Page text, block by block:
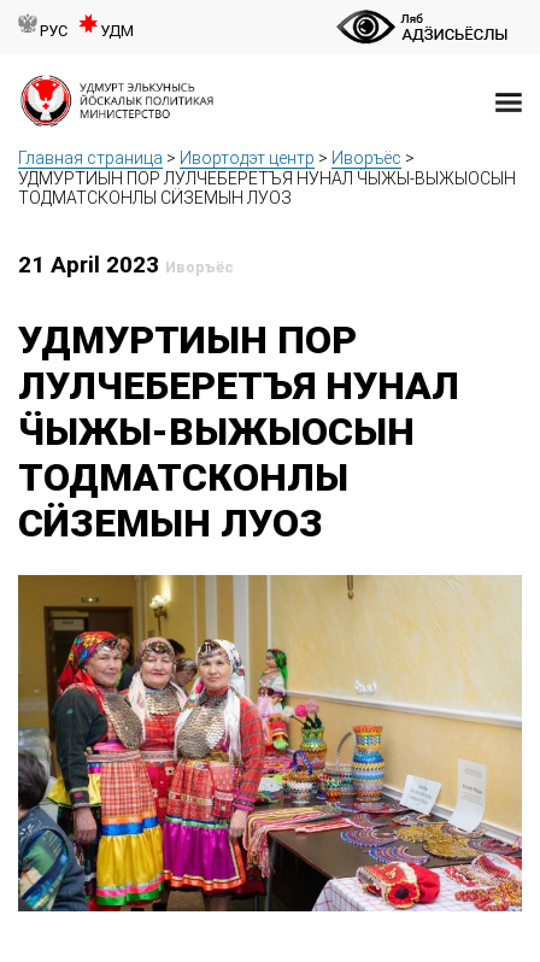
РУС УДМ
Главная страница > Ивортодэт центр > Иворъёс >
УДМУРТИЫН ПОР ЛУЛЧЕБЕРЕТЪЯ НУНАЛ ӴЫЖЫ-ВЫЖЫОСЫН
ТОДМАТСКОНЛЫ СӤЗЕМЫН ЛУОЗ
21 April 2023 Иворъёс
УДМУРТИЫН ПОР
ЛУЛЧЕБЕРЕТЪЯ НУНАЛ
ӴЫЖЫ-ВЫЖЫОСЫН
ТОДМАТСКОНЛЫ
СӤЗЕМЫН ЛУОЗ